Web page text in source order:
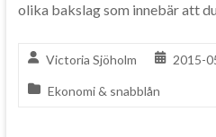
olika bakslag som innebär att
Victoria Sjöholm 2015-
Ekonomi & snabblån